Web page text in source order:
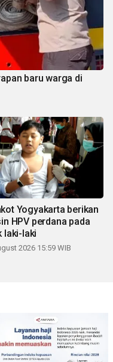
baru warga di
Yogyakarta berikan
HPV perdana pada
laki-laki
2026 15:59 WIB